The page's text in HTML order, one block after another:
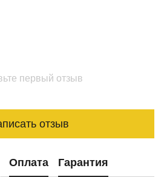
первый отзыв
отзыв
Оплата Гарантия